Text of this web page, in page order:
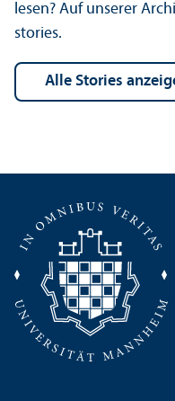
lesen? Auf unserer
stories.
Alle Stories